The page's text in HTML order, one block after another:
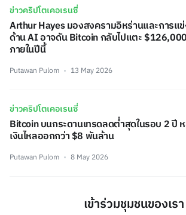
ข่าวคริปโตเคอเรนซี่
Arthur Hayes มองสงครามอิหร่านและการแ
ด้าน AI อาจดัน Bitcoin กลับไปแตะ $126,000
ภายในปีนี้
Putawan Pulom 13 May 2026
ข่าวคริปโตเคอเรนซี่
Bitcoin บนกระดานเทรดลดต่ำสุดในรอบ 2 ปี
เงินไหลออกกว่า $8 พันล้าน
Putawan Pulom 8 May 2026
เข้าร่วมชุมชนของเรา